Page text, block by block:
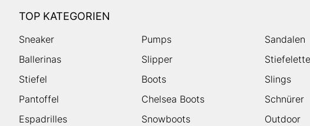
TOP KATEGORIEN
Sneaker Pumps
Sandalen
Ballerinas
Slipper
Stiefel
Boots
Slings
Pantoffel
Chelsea Boots
Schnürer
Espadrilles
Snowboots
Outdoor